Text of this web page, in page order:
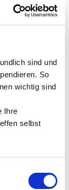
sind und
So
wichtig sind
Ihre
selbst